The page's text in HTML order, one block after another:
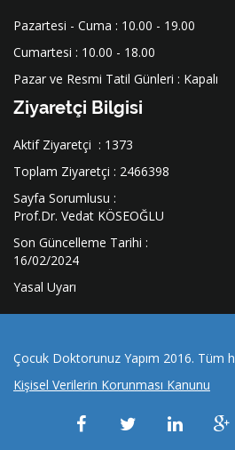
Pazartesi - Cuma : 10.00 - 19.00
Cumartesi : 10.00 - 18.00
Pazar ve Resmi Tatil Günleri : Kapalı
Ziyaretçi Bilgisi
Aktif Ziyaretçi : 1373
Toplam Ziyaretçi : 2466398
Sayfa Sorumlusu :
Prof.Dr. Vedat KÖSEOĞLU
Son Güncelleme Tarihi :
16/02/2024
Yasal Uyarı
Çocuk Doktorunuz Yapım 2016. Tüm
Kişisel Verilerin Korunması Kanunu